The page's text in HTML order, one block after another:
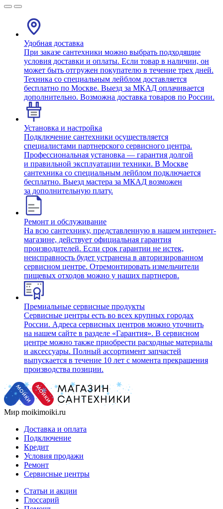
Удобная доставка
При заказе сантехники можно выбрать подходящие
условия доставки и оплаты. Если товар в наличии, он
может быть отгружен покупателю в течение трех дней.
Техника со специальным лейблом доставляется
бесплатно по Москве. Выезд за МКАД оплачивается
дополнительно. Возможна доставка товаров по России.
Установка и настройка
Подключение сантехники осуществляется
специалистами партнерского сервисного центра.
Профессиональная установка — гарантия долгой
и правильной эксплуатации техники. В Москве
сантехника со специальным лейблом подключается
бесплатно. Выезд мастера за МКАД возможен
за дополнительную плату.
Ремонт и обслуживание
На всю сантехнику, представленную в нашем интернет-
магазине, действует официальная гарантия
производителей. Если срок гарантии не истек,
неисправность будет устранена в авторизированном
сервисном центре. Отремонтировать измельчители
пищевых отходов можно у наших партнеров.
Премиальные сервисные продукты
Сервисные центры есть во всех крупных городах
России. Адреса сервисных центров можно уточнить
на нашем сайте в разделе «Гарантия». В сервисном
центре можно также приобрести расходные материалы
и аксессуары. Полный ассортимент запчастей
выпускается в течение 10 лет с момента прекращения
производства позиции.
Мир moikimoiki.ru
Доставка и оплата
Подключение
Кредит
Условия продажи
Ремонт
Сервисные центры
Статьи и акции
Глоссарий